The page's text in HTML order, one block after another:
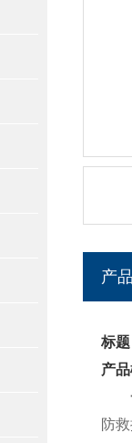
产
标
产
防